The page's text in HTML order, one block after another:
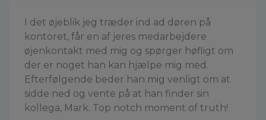
I det øjeblik jeg træder ind ad døren på
kontoret, får en af jeres medarbejdere
øjenkontakt med mig og spørger høfligt om
der er noget han kan hjælpe mig med.
Efterfølgende beder han mig venligt om at
sidde ned og vente på at han finder sin
kollega, Mark. Top notch moment of truth!